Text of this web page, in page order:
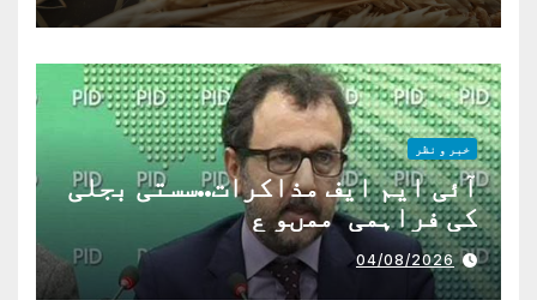
خبر و نظر
آئی ایم ایف مذاکرات..سستی بجلی
کی فراہمی ممںو ع
04/08/2026